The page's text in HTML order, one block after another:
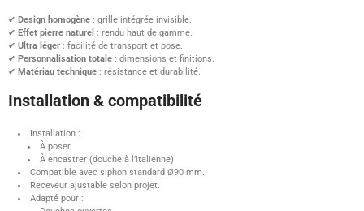
✔ Design homogène : grille intégrée invisible.
✔ Effet pierre naturel : rendu haut de gamme.
✔ Ultra léger : facilité de transport et pose.
✔ Personnalisation totale : dimensions et finitions.
✔ Matériau technique : résistance et durabilité.
Installation & compatibilité
Installation :
À poser
À encastrer (douche à l’italienne)
Compatible avec siphon standard Ø90 mm.
Receveur ajustable selon projet.
Adapté pour :